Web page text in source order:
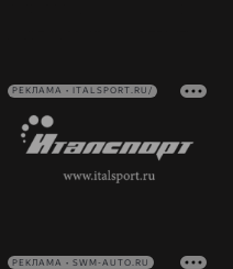
РЕКЛАМА • ITALSPORT.RU/
РЕКЛАМА • SWM-AUTO.RU